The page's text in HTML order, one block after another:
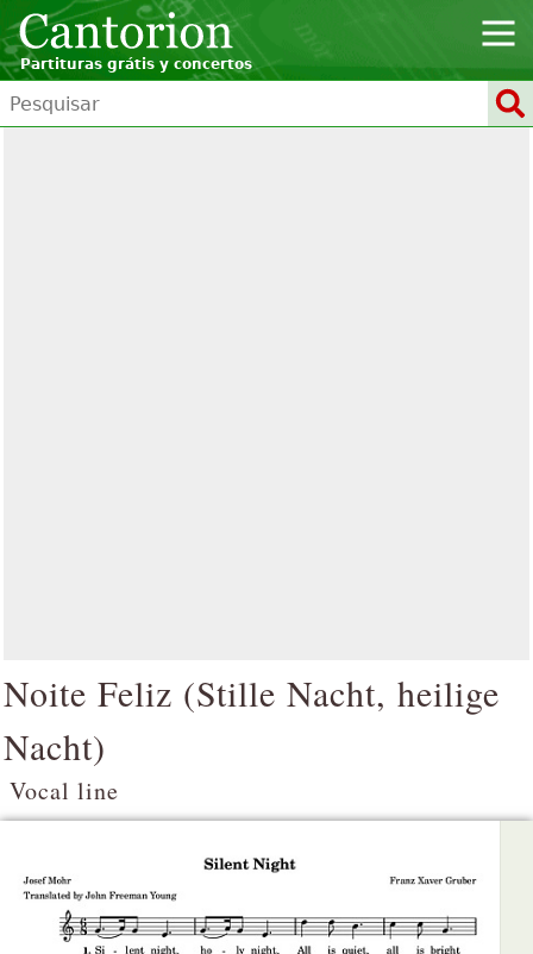
Partituras grátis y concertos
Noite Feliz (Stille Nacht, heilige
Nacht)
Vocal line